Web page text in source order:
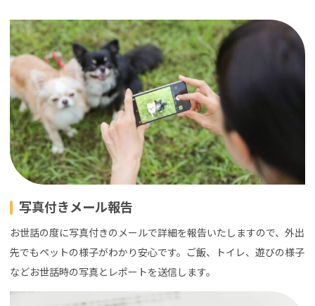
写真付きメール報告
お世話の度に写真付きのメールで詳細を報告いたしますので、外出
先でもペットの様子がわかり安心です。ご飯、トイレ、遊びの様子
などお世話時の写真とレポートを送信します。